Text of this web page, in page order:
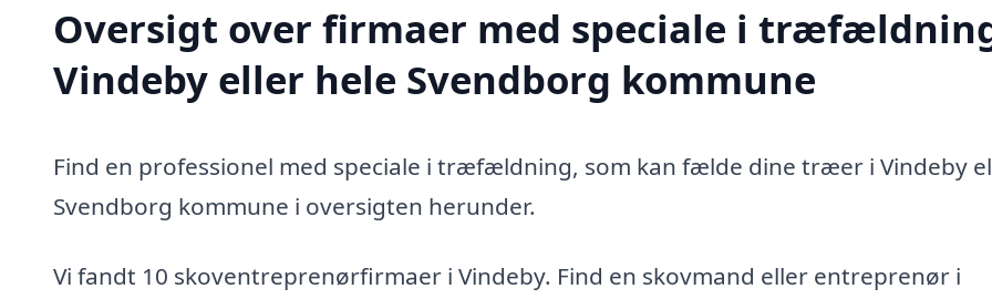
Oversigt over firmaer med speciale i
Vindeby eller hele Svendborg kommune
Find en professionel med speciale i træfældning, som kan fælde dine træer i Vindeby
Svendborg kommune i oversigten herunder.
Vi fandt 10 skoventreprenørfirmaer i Vindeby. Find en skovmand eller entreprenør i